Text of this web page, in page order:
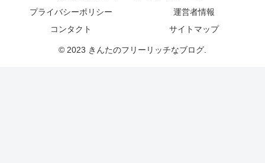
プライバシーポリシー
運営者情報
コンタクト
サイトマップ
© 2023 きんたのフリーリッチなブログ.